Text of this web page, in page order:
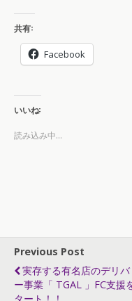
共有:
Facebook
いいね:
読み込み中...
Previous Post
実存する有名店のデリバ
ー事業「 TGAL 」FC支援